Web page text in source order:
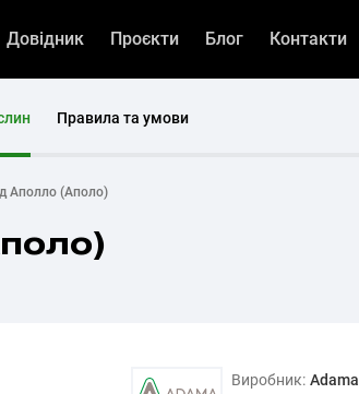
Довідник Проєкти Блог Контакти
Правила та умови
Аполло (Аполо)
Виробник: Adama